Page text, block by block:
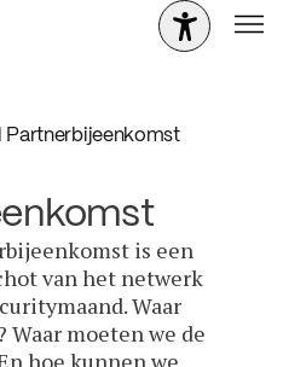
Partnerbijeenkomst
is een
van het netwerk
Waar
Waar moeten we de
hoe kunnen we